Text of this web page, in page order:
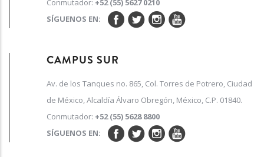
SÍGUENOS EN:
CAMPUS SUR
Av. de los Tanques no. 865, Col. Torres de Potrero, Ciudad
de México, Alcaldía Álvaro Obregón, México, C.P. 01840.
Conmutador: +52 (55) 5628 8800
SÍGUENOS EN: